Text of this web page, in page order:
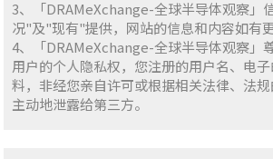
3、「DRAMeXchange-全球半导体观察」
况"及"现有"提供，网站的信息和内容如有
4、「DRAMeXchange-全球半导体观察」
用户的个人隐私权，您注册的用户名、电
料，非经您亲自许可或根据相关法律、法
主动地泄露给第三方。